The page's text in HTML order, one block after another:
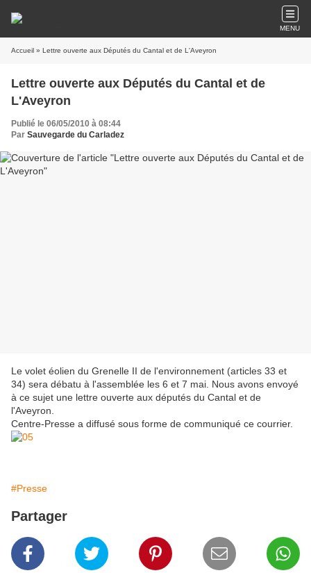
MENU
Accueil » Lettre ouverte aux Députés du Cantal et de L'Aveyron
Lettre ouverte aux Députés du Cantal et de
L'Aveyron
Publié le 06/05/2010 à 08:44
Par Sauvegarde du Carladez
Le volet éolien du Grenelle II de l'environnement (articles 33 et
34) sera débatu à l'assemblée les 6 et 7 mai. Nous avons envoyé
à ce sujet une lettre ouverte aux députés du Cantal et de
l'Aveyron.
Centre-Presse a diffusé sous forme de communiqué ce courrier.
#Presse
Partager